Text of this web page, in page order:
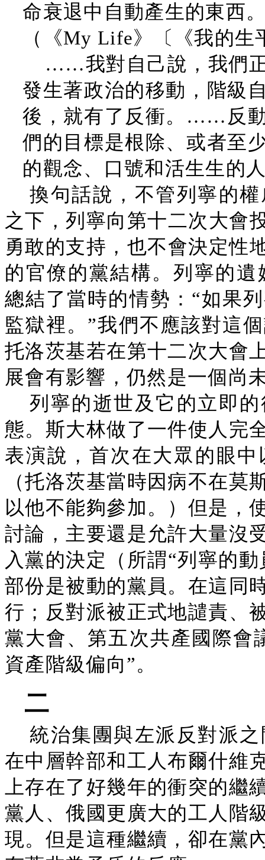
命衰退中自動產生的東西
（《My Life》〔《我的生
……我對自己說，我們
發生著政治的移動，階級
後，就有了反衝。……反
們的目標是根除、或者至
的觀念、口號和活生生的
換句話說，不管列寧的
之下，列寧向第十二次大會
勇敢的支持，也不會決定性
的官僚的黨結構。列寧的
總結了當時的情勢：“如果
監獄裡。”我們不應該對這
托洛茨基若在第十二次大會
展會有影響，仍然是一個尚
列寧的逝世及它的立即
態。斯大林做了一件使人完
表演說，首次在大眾的眼
（托洛茨基當時因病不在莫
以他不能夠參加。）但是，
討論，主要還是允許大量沒
入黨的決定（所謂“列寧的
部份是被動的黨員。在這同
行；反對派被正式地譴責、
黨大會、第五次共產國際會
資產階級偏向”。
二
統治集團與左派反對派
在中層幹部和工人布爾什維
上存在了好幾年的衝突的繼
黨人、俄國更廣大的工人階
現。但是這種繼續，卻在黨